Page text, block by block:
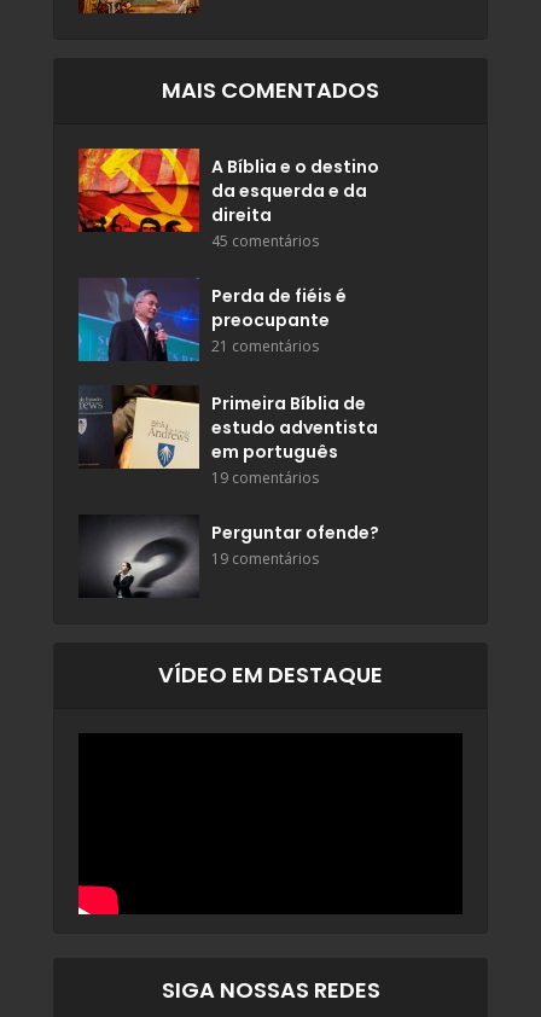
MAIS COMENTADOS
A Bíblia e o destino
da esquerda e da
direita
45 comentários
Perda de fiéis é
preocupante
21 comentários
Primeira Bíblia de
estudo adventista
em português
19 comentários
Perguntar ofende?
19 comentários
VÍDEO EM DESTAQUE
SIGA NOSSAS REDES